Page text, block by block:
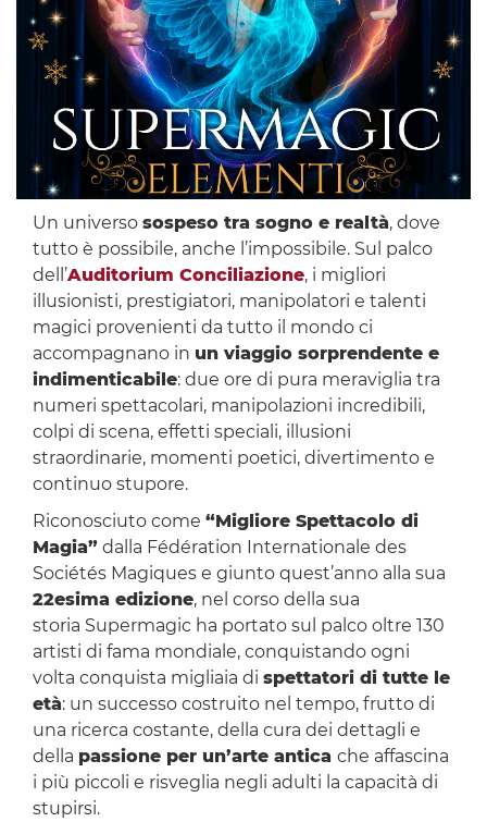
Un universo sospeso tra sogno e realtà, dove
tutto è possibile, anche l’impossibile. Sul palco
dell’Auditorium Conciliazione, i migliori
illusionisti, prestigiatori, manipolatori e talenti
magici provenienti da tutto il mondo ci
accompagnano in un viaggio sorprendente e
indimenticabile: due ore di pura meraviglia tra
numeri spettacolari, manipolazioni incredibili,
colpi di scena, effetti speciali, illusioni
straordinarie, momenti poetici, divertimento e
continuo stupore.
Riconosciuto come “Migliore Spettacolo di
Magia”dalla Fédération Internationale des
Sociétés Magiques e giunto quest’anno alla sua
22esima edizione, nel corso della sua
storia Supermagic ha portato sul palco oltre 130
artisti di fama mondiale, conquistando ogni
volta conquista migliaia di spettatori di tutte le
età: un successo costruito nel tempo, frutto di
una ricerca costante, della cura dei dettagli e
della passione per un’arte antica che affascina
i più piccoli e risveglia negli adulti la capacità di
stupirsi.